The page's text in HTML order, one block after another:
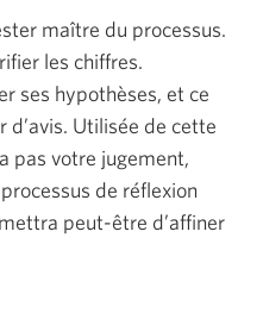
maître du processus.
les chiffres.
ses hypothèses, et ce
d’avis. Utilisée de cette
pas votre jugement,
de réflexion
peut-être d’affiner